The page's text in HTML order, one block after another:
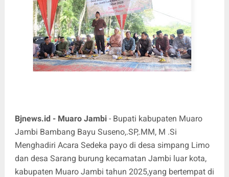
Bjnews.id - Muaro Jambi- Bupati kabupaten Muaro
Jambi Bambang Bayu Suseno,.SP,.MM, M .Si
Menghadiri Acara Sedeka payo di desa simpang Limo
dan desa Sarang burung kecamatan Jambi luar kota,
kabupaten Muaro Jambi tahun 2025,yang bertempat di